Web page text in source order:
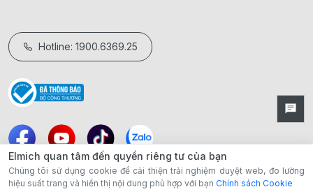
Hotline: 1900.6369.25
Elmich quan tâm đến quyền riêng tư của bạn
Chúng tôi sử dụng cookie để cải thiện trải nghiệm duyệt web, đo lường
hiệu suất trang và hiển thị nội dung phù hợp với bạn Chính sách Cookie